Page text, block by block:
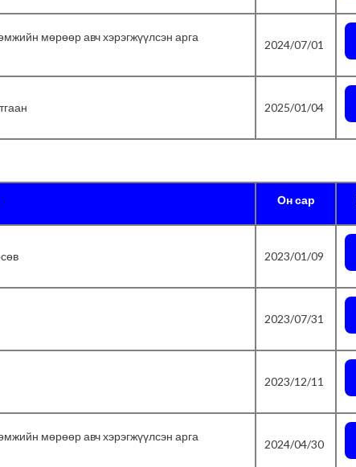
мөрөөр авч хэрэгжүүлсэн арга
2024/07/01
2025/01/04
Он сар
2023/01/09
2023/07/31
2023/12/11
мөрөөр авч хэрэгжүүлсэн арга
2024/04/30